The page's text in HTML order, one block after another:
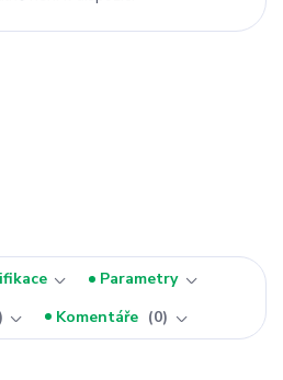
Parametry
Komentáře 0